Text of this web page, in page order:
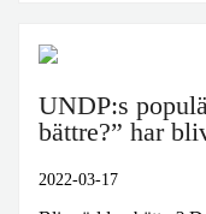
UNDP:s
bättre?” har
2022-03-17